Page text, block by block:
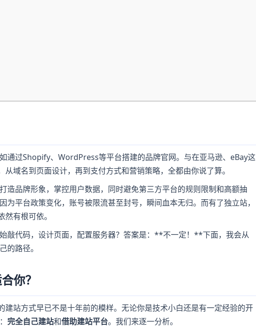
通过Shopify、WordPress等平台搭建的品牌官网。与在亚马逊、eBay这
域名到页面设计，再到支付方式和营销策略，全都由你说了算。
造品牌形象，掌控用户数据，同时避免第三方平台的规则限制和高额抽
平台政策变化，账号被限流甚至封号，瞬间血本无归。而有了独立站，
有根可依。
敲代码，设计页面，配置服务器？答案是：**不一定！**下面，我会从
的路径。
你？
建站方式早已不是十年前的模样。无论你是技术小白还是有一定经验的开
完全自己建站和借助建站平台。我们来逐一分析。